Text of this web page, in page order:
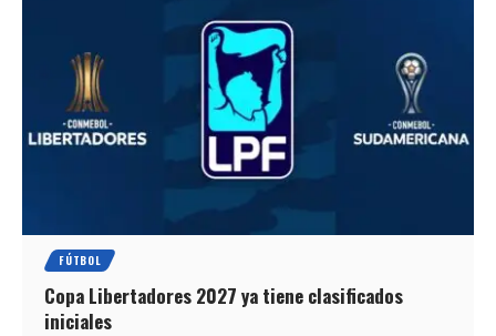
FÚTBOL
Copa Libertadores 2027 ya tiene clasificados
iniciales